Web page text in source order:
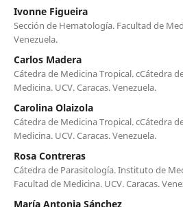
Ivonne Figueira
Sección de Hematología. Facultad de
Venezuela.
Carlos Madera
Cátedra de Medicina Tropical. cCátedra
Medicina. UCV. Caracas. Venezuela.
Carolina Olaizola
Cátedra de Medicina Tropical. cCátedra
Medicina. UCV. Caracas. Venezuela.
Rosa Contreras
Cátedra de Parasitología. Instituto de
Facultad de Medicina. UCV. Caracas.
María Antonia Sánchez